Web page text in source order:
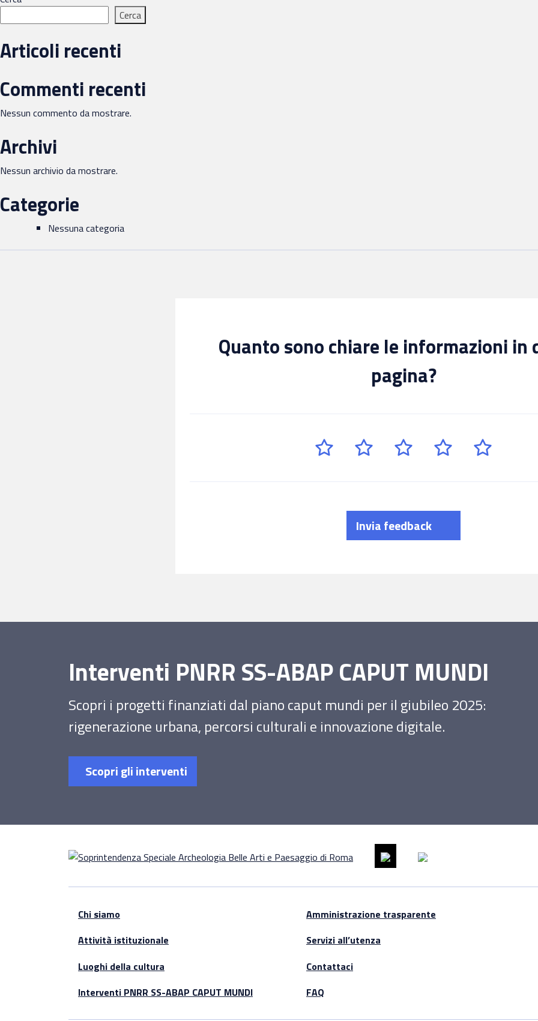
Cerca
Articoli recenti
Commenti recenti
Nessun commento da mostrare.
Archivi
Nessun archivio da mostrare.
Categorie
Nessuna categoria
Quanto sono chiare le informazioni in
pagina?
Invia feedback
Interventi PNRR SS-ABAP CAPUT MUNDI
Scopri i progetti finanziati dal piano caput mundi per il giubileo 2025:
rigenerazione urbana, percorsi culturali e innovazione digitale.
Scopri gli interventi
Chi siamo
Attività istituzionale
Luoghi della cultura
Interventi PNRR SS-ABAP CAPUT MUNDI
Amministrazione trasparente
Servizi all’utenza
Contattaci
FAQ